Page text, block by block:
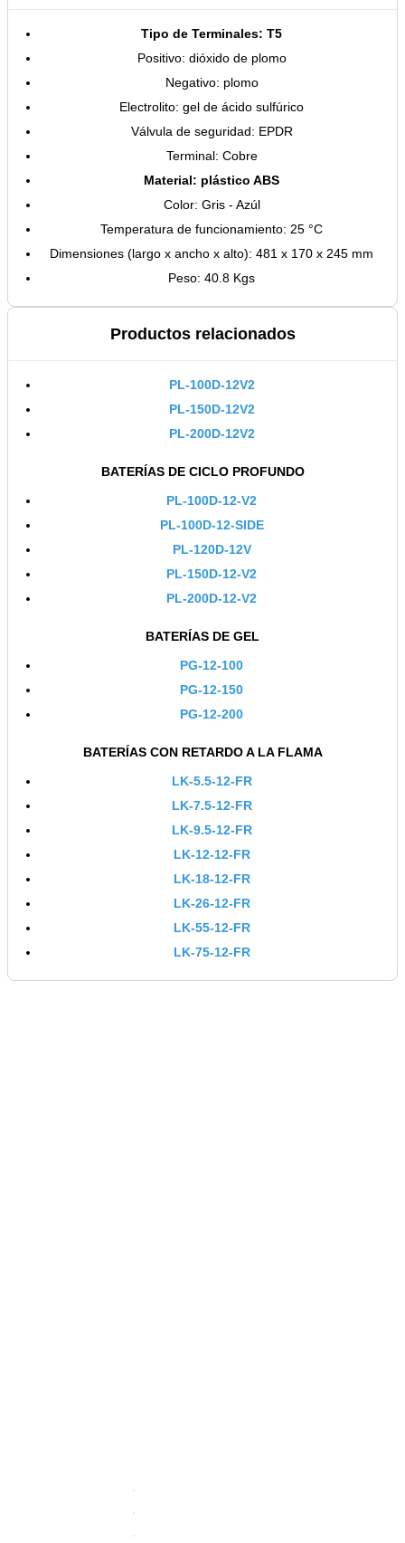
Tipo de Terminales: T5
Positivo: dióxido de plomo
Negativo: plomo
Electrolito: gel de ácido sulfúrico
Válvula de seguridad: EPDR
Terminal: Cobre
Material: plástico ABS
Color: Gris - Azúl
Temperatura de funcionamiento: 25 °C
Dimensiones (largo x ancho x alto): 481 x 170 x 245 mm
Peso: 40.8 Kgs
Productos relacionados
PL-100D-12V2
PL-150D-12V2
PL-200D-12V2
BATERÍAS DE CICLO PROFUNDO
PL-100D-12-V2
PL-100D-12-SIDE
PL-120D-12V
PL-150D-12-V2
PL-200D-12-V2
BATERÍAS DE GEL
PG-12-100
PG-12-150
PG-12-200
BATERÍAS CON RETARDO A LA FLAMA
LK-5.5-12-FR
LK-7.5-12-FR
LK-9.5-12-FR
LK-12-12-FR
LK-18-12-FR
LK-26-12-FR
LK-55-12-FR
LK-75-12-FR